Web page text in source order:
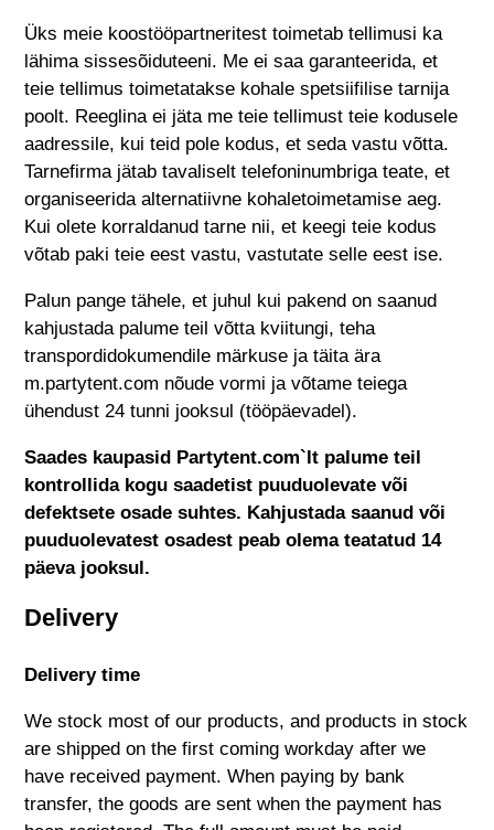
Üks meie koostööpartneritest toimetab tellimusi ka
lähima sissesõiduteeni. Me ei saa garanteerida, et
teie tellimus toimetatakse kohale spetsiifilise tarnija
poolt. Reeglina ei jäta me teie tellimust teie kodusele
aadressile, kui teid pole kodus, et seda vastu võtta.
Tarnefirma jätab tavaliselt telefoninumbriga teate, et
organiseerida alternatiivne kohaletoimetamise aeg.
Kui olete korraldanud tarne nii, et keegi teie kodus
võtab paki teie eest vastu, vastutate selle eest ise.
Palun pange tähele, et juhul kui pakend on saanud
kahjustada palume teil võtta kviitungi, teha
transpordidokumendile märkuse ja täita ära
m.partytent.com nõude vormi ja võtame teiega
ühendust 24 tunni jooksul (tööpäevadel).
Saades kaupasid Partytent.com`lt palume teil
kontrollida kogu saadetist puuduolevate või
defektsete osade suhtes. Kahjustada saanud või
puuduolevatest osadest peab olema teatatud 14
päeva jooksul.
Delivery
Delivery time
We stock most of our products, and products in stock
are shipped on the first coming workday after we
have received payment. When paying by bank
transfer, the goods are sent when the payment has